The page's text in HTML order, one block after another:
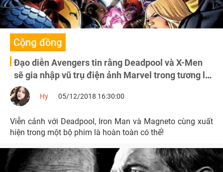
Cộng đồng
Đạo diễn Avengers tin rằng Deadpool và X-Men
sẽ gia nhập vũ trụ điện ảnh Marvel trong tương lai
gần
Hy 05/12/2018 16:30:00
Viễn cảnh với Deadpool, Iron Man và Magneto cùng xuất
hiện trong một bộ phim là hoàn toàn có thể!